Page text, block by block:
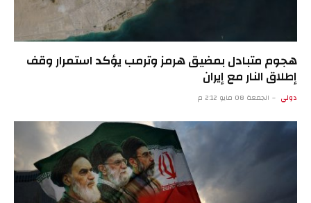
هجوم متبادل بمضيق هرمز وترمب يؤكد استمرار وقف
إطلاق النار مع إيران
دولي الجمعة 08 مايو 2:12 م